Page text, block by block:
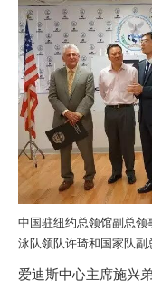
中国驻纽约总领馆副总
泳队领队许琦和国家队副
爱迪斯中心主席施兴